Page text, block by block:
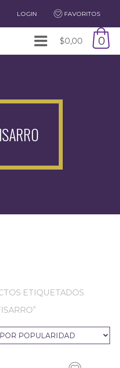
LOGIN FAVORITOS
$0,00 0
ETIQUETADOS